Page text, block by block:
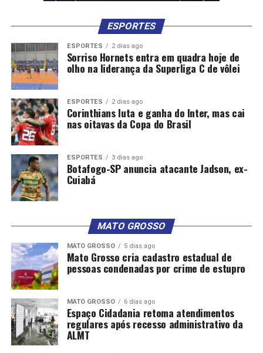
ESPORTES
ESPORTES 2 dias ago
Sorriso Hornets entra em quadra hoje de
olho na liderança da Superliga C de vôlei
ESPORTES 2 dias ago
Corinthians luta e ganha do Inter, mas cai
nas oitavas da Copa do Brasil
ESPORTES 3 dias ago
Botafogo-SP anuncia atacante Jadson, ex-
Cuiabá
MATO GROSSO
MATO GROSSO 5 dias ago
Mato Grosso cria cadastro estadual de
pessoas condenadas por crime de estupro
MATO GROSSO 6 dias ago
Espaço Cidadania retoma atendimentos
regulares após recesso administrativo da
ALMT